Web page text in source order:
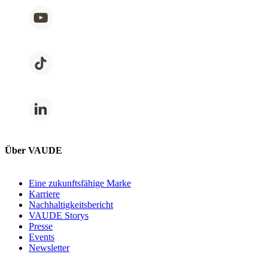
Über VAUDE
Eine zukunftsfähige Marke
Karriere
Nachhaltigkeitsbericht
VAUDE Storys
Presse
Events
Newsletter